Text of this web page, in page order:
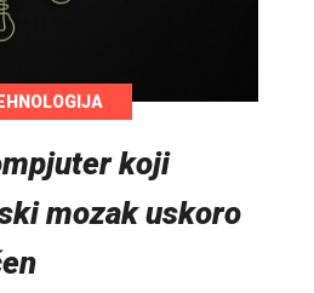
koji
mozak uskoro